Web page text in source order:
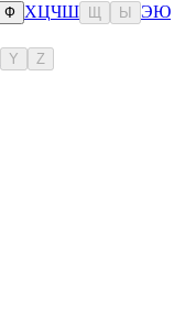
Ф ХЦЧШ Ы ЭЮ
Y Z